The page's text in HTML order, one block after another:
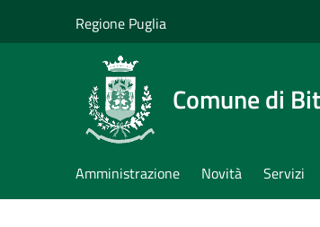
Regione Puglia
Comune di
Amministrazione Novità Servizi